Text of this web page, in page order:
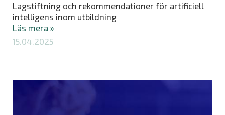
Lagstiftning och rekommendationer för artificiell
intelligens inom utbildning
Läs mera »
15.04.2025